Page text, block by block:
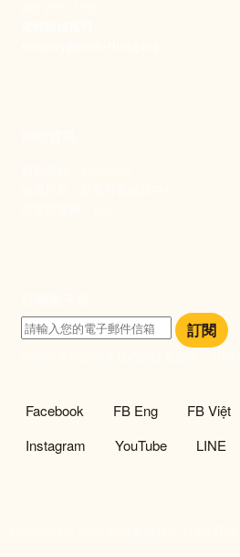
訂閱
社群選單
Facebook FB Eng FB Việt
Instagram
YouTube LINE